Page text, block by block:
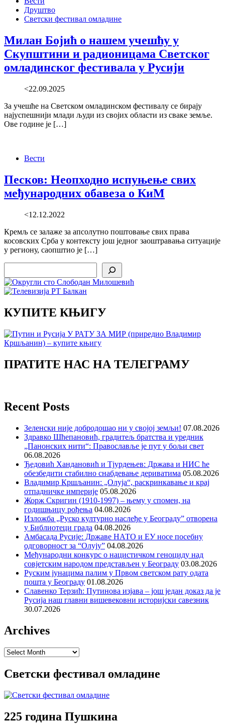
Друштво
Светски фестивал омладине
Милан Бојић о нашем учешћу у
Скупштини и радионицама Светског
омладинског фестивала у Русији
<22.09.2025
За учешће на Светском омладинском фестивалу се бирају
најуспешнији млади људи из својих области из сваке земље.
Ове године је […]
Вести
Песков: Неопходно испуњење свих
међународних обавеза о КиМ
<12.12.2022
Кремљ се залаже за апсолутно поштовање свих права
косовских Срба у контексту још једног заоштравања ситуације
у региону, саопштио је […]
КУПИТЕ КЊИГУ
ПРАТИТЕ НАС НА ТЕЛЕГРАМУ
Recent Posts
Зеленски није добродошао ни у својој земљи! 07.08.2026
Здравко Шћепановић, градитељ братства и уредник
„Панонских нити“: Православље је пут у бољи свет
06.08.2026
Ђедовић Хандановић и Тјурдењев: Држава и НИС ће
обезбедити стабилно снабдевање дериватима 05.08.2026
Владимир Кршљанин: „Олуја“, раскринкавање и крај
отпадничке империје 05.08.2026
Жорж Скригин (1910-1997) – њему у спомен, на
годишњицу рођења 04.08.2026
Изложба „Руско културно наслеђе у Београду” отворена
у Библиотеци града 04.08.2026
Амбасада Русије: Државе НАТО и ЕУ носе посебну
одговорност за “Олују” 04.08.2026
Међународни конкурс о нацистичком геноциду над
совјетским народом представљен у Београду 03.08.2026
Руским јунацима палим у Првом светском рату одата
пошта у Београду 01.08.2026
Славенко Терзић: Путинова изјава – још један доказ да је
Русија наш главни вишевековни историјски савезник
30.07.2026
Archives
Archives
Светски фестивал омладине
225 година Пушкина